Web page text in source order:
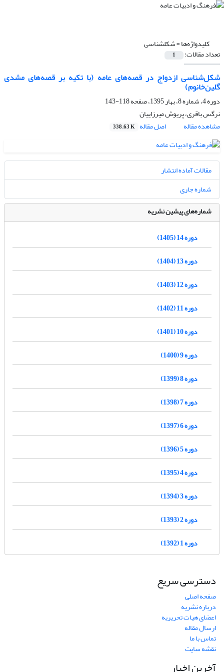
کلیدواژه‌ها =شکلشناسی
تعداد مقالات: 1
شکل‌شناسی ازدواج در قصه‌های عامه (با تکیه بر قصه‌های مشدی
گلین‌خانوم)
دوره 4، شماره 8، بهار 1395، صفحه
118-143
نرگس باقری، پریوش میرزاییان
مشاهده مقاله
اصل مقاله 338.63 K
مقالات آماده انتشار
شماره جاری
شماره‌های پیشین نشریه
دوره 14 (1405)
دوره 13 (1404)
دوره 12 (1403)
دوره 11 (1402)
دوره 10 (1401)
دوره 9 (1400)
دوره 8 (1399)
دوره 7 (1398)
دوره 6 (1397)
دوره 5 (1396)
دوره 4 (1395)
دوره 3 (1394)
دوره 2 (1393)
دوره 1 (1392)
دسترسی سریع
صفحه اصلی
درباره نشریه
اعضای هیات تحریریه
ارسال مقاله
تماس با ما
نقشه سایت
آخرین اخبار